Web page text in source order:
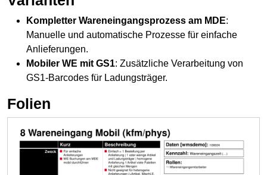
Kompletter Wareneingangsprozess am MDE:
Manuelle und automatische Prozesse für einfache
Anlieferungen.
Mobiler WE mit GS1: Zusätzliche Verarbeitung von
GS1-Barcodes für Ladungsträger.
Folien